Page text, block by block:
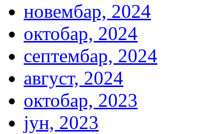
новембар, 2024
октобар, 2024
септембар, 2024
август, 2024
октобар, 2023
јун, 2023